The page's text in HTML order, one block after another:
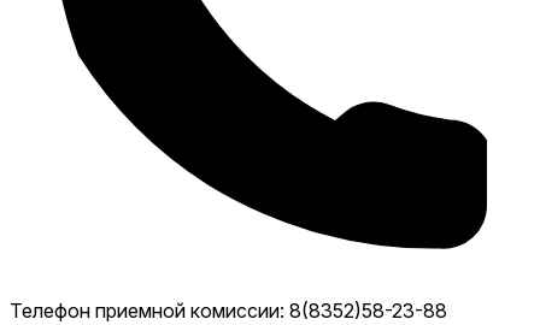
Телефон приемной комиссии: 8(8352)58-23-88